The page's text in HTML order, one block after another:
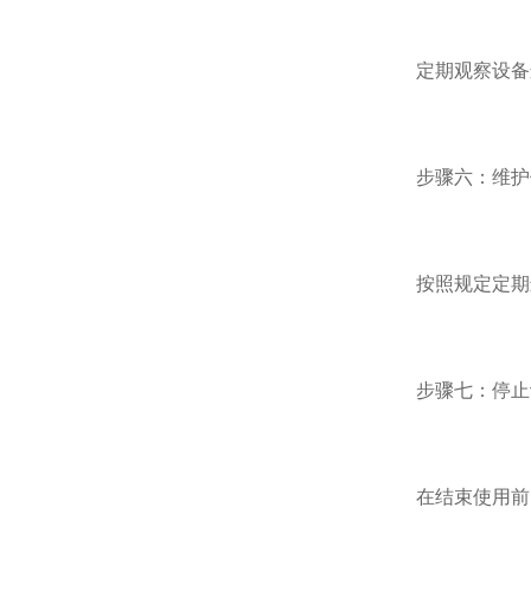
定期观察设备
步骤六：维护
按照规定定期
步骤七：停止
在结束使用前